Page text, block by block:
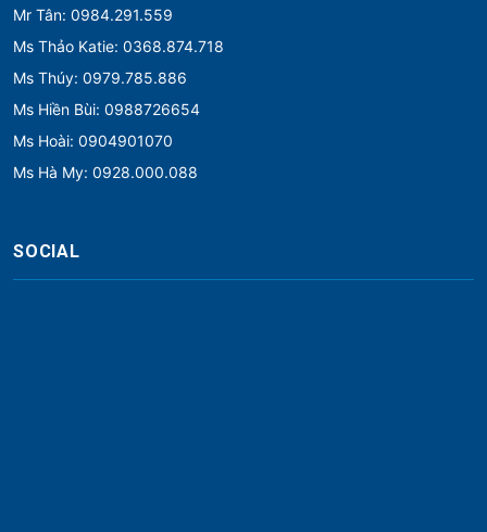
Mr Tân: 0984.291.559
Ms Thảo Katie: 0368.874.718
Ms Thúy: 0979.785.886
Ms Hiền Bùi: 0988726654
Ms Hoài: 0904901070
Ms Hà My: 0928.000.088
SOCIAL